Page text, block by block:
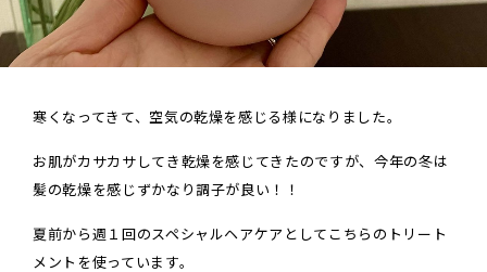
寒くなってきて、空気の乾燥を感じる様になりました。
お肌がカサカサしてき乾燥を感じてきたのですが、今年の冬は
髪の乾燥を感じずかなり調子が良い！！
夏前から週１回のスペシャルヘアケアとしてこちらのトリート
メントを使っています。